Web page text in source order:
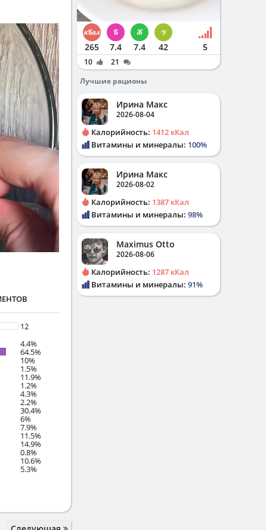
12
4.4%
64.5%
10%
1.5%
11.9%
1.2%
4.3%
2.2%
30.4%
6%
7.9%
11.5%
14.9%
0.8%
10.6%
5.3%
265 7.4 7.4 42 5
10
21
Лучшие рационы
Ирина Макс
2026-08-04
Калорийность: 1412 кКал
Витамины и минералы: 100%
Ирина Макс
2026-08-02
Калорийность: 1387 кКал
Витамины и минералы: 98%
Maximus Otto
2026-08-06
Калорийность: 1287 кКал
Витамины и минералы: 91%